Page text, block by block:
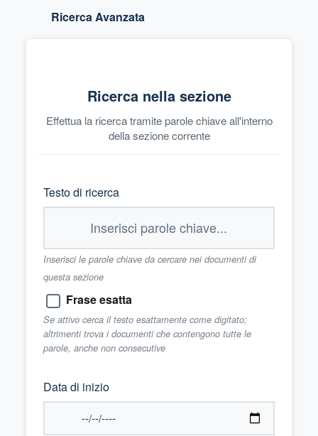
Ricerca Avanzata
Ricerca nella sezione
Effettua la ricerca tramite parole chiave all'interno
della sezione corrente
Testo di ricerca
Inserisci le parole chiave da cercare nei documenti di
questa sezione
Frase esatta
Se attivo cerca il testo esattamente come digitato;
altrimenti trova i documenti che contengono tutte le
parole, anche non consecutive
Data di inizio